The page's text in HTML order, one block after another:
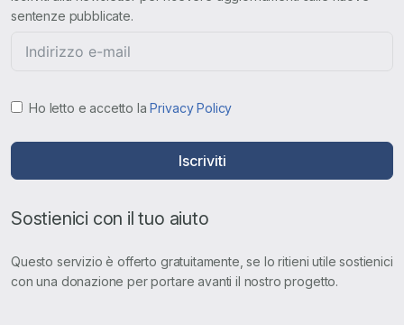
sentenze pubblicate.
Ho letto e accetto laPrivacy Policy
Iscriviti
Sostienici con il tuo aiuto
Questo servizio è offerto gratuitamente, se lo ritieni utile sostienici
con una donazione per portare avanti il nostro progetto.